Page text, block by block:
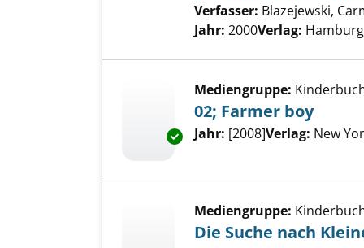
Verfasser: Blazejewski,
Jahr: 2000Verlag:
Exemplar-Details von 02;
Mediengruppe:
02; Farmer boy
Suche nach diesem
Jahr: [2008]Verlag: New
Mediengruppe:
Die Suche nach